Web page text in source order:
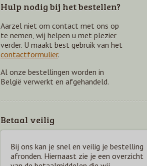
Hulp nodig bij het bestellen?
Aarzel niet om contact met ons op
te nemen, wij helpen u met plezier
verder. U maakt best gebruik van het
contactformulier.
Al onze bestellingen worden in
België verwerkt en afgehandeld.
Betaal veilig
Bij ons kan je snel en veilig je bestelling
afronden. Hiernaast zie je een overzicht